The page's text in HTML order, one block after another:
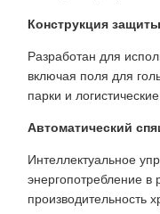
Конструкция
Разработан для
включая поля для
парки и
Автоматический
Интеллектуальное
энергопотребление
производительность